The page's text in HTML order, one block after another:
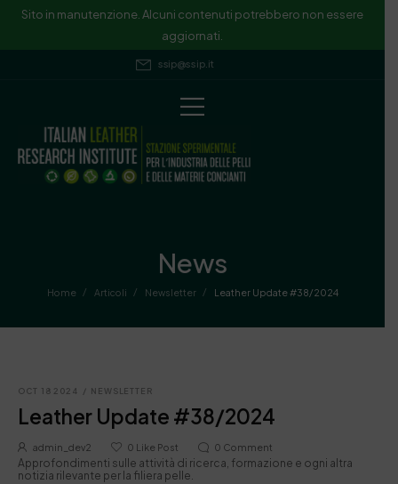
Sito in manutenzione. Alcuni contenuti potrebbero non essere
aggiornati.
ssip@ssip.it
News
Home / Articoli / Newsletter / Leather Update #38/2024
OCT 18 2024 / NEWSLETTER
Leather Update #38/2024
admin_dev2 0 Like Post 0 Comment
Approfondimenti sulle attività di ricerca, formazione e ogni altra
notizia rilevante per la filiera pelle.